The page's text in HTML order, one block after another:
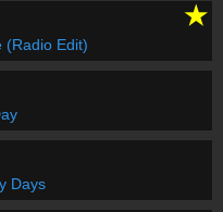
★
(Radio Edit)
Days